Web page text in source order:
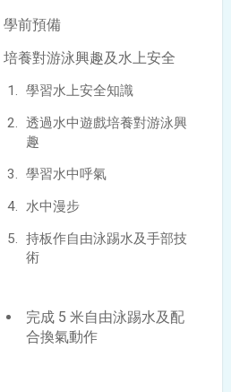
學前預備
培養對游泳興趣及水上安全
學習水上安全知識
透過水中遊戲培養對游泳興
趣
學習水中呼氣
水中漫步
持板作自由泳踢水及手部技
術
完成 5 米自由泳踢水及配
合換氣動作